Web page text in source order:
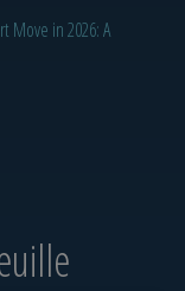
Move in 2026: A